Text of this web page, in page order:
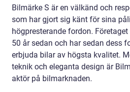
Bilmärke S är en välkänd och
som har gjort sig känt för sina
högpresterande fordon.
50 år sedan och har sedan dess
erbjuda bilar av högsta kvalitet.
teknik och eleganta design är
aktör på bilmarknaden.